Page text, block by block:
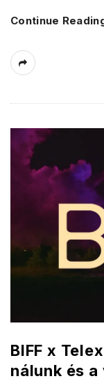
Continue
BIFF x
nálunk és a